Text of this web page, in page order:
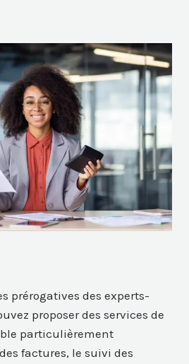
prérogatives des experts-
proposer des services de
particulièrement
factures, le suivi des